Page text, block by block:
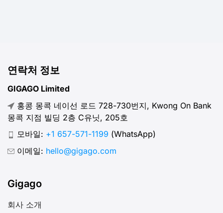
연락처 정보
GIGAGO Limited
홍콩 몽콕 네이선 로드 728-730번지, Kwong On Bank
몽콕 지점 빌딩 2층 C유닛, 205호
모바일: +1 657-571-1199 (WhatsApp)
이메일: hello@gigago.com
Gigago
회사 소개